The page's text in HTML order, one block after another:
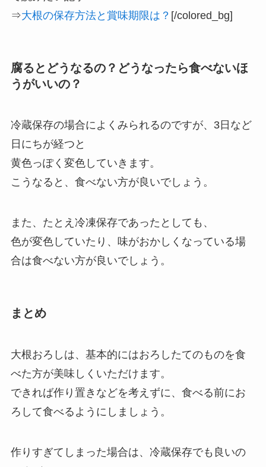
⇒大根の保存方法と賞味期限は？ [/colored_bg]
腐るとどうなるの？どうなったら食べないほ
うがいいの？
冷蔵保存の場合によくみられるのですが、3日など
日にちが経つと
黄色っぽく変色していきます。
こうなると、食べない方が良いでしょう。
また、たとえ冷凍保存であったとしても、
色が変色していたり、味がおかしくなっている場
合は食べない方が良いでしょう。
まとめ
大根おろしは、基本的にはおろしたてのものを食
べた方が美味しくいただけます。
できれば作り置きなどを考えずに、食べる前にお
ろして食べるようにしましょう。
作りすぎてしまった場合は、冷蔵保存でも良いの